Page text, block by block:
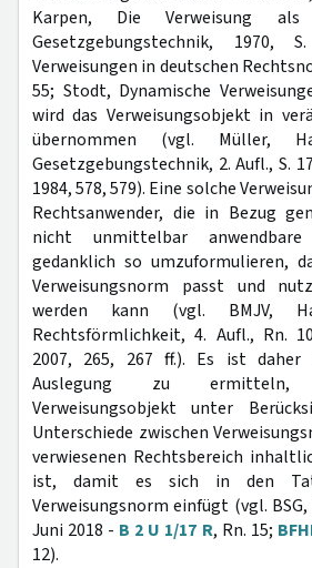
Karpen, Die Verweisung
Gesetzgebungstechnik, 1970,
Verweisungen in deutschen
55; Stodt, Dynamische
wird das Verweisungsobjekt in
übernommen (vgl. Müller,
Gesetzgebungstechnik, 2. Aufl., S.
1984, 578, 579). Eine solche
Rechtsanwender, die in Bezug
nicht unmittelbar anwendbare
gedanklich so umzuformulieren,
Verweisungsnorm passt und
werden kann (vgl. BMJV,
Rechtsförmlichkeit, 4. Aufl., Rn.
2007, 265, 267 ff.). Es ist daher
Auslegung zu
Verweisungsobjekt unter
Unterschiede zwischen
verwiesenen Rechtsbereich
ist, damit es sich in den
Verweisungsnorm einfügt (vgl.
Juni 2018 - B 2 U 1/17 R, Rn. 15;
12).